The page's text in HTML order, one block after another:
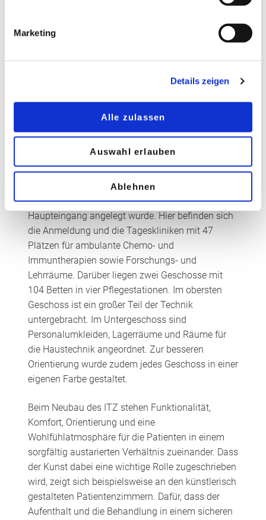
Marketing
Details zeigen
Alle zulassen
Auswahl erlauben
Ablehnen
Funktionsgebäude wahrgenommen werden.
Der als Rechteck mit zwei Innenhöfen konzipierte
Nutzungsfläche. Im Erdgeschoss
für Ärztinnen und Ärzte. Durch die lockere
Anordnung ist es möglich, dass in das gesamte
Erdgeschoss allseitig Tageslicht einfällt. Eine
Freitreppe führt in das Hauptgeschoss, wo –
bedingt durch die leichte Hanglage – der
Haupteingang angelegt wurde. Hier befinden sich
die Anmeldung und die Tageskliniken mit 47
Plätzen für ambulante Chemo- und
Immuntherapien sowie Forschungs- und
Lehrräume. Darüber liegen zwei Geschosse mit
104 Betten in vier Pflegestationen. Im obersten
Geschoss ist ein großer Teil der Technik
untergebracht. Im Untergeschoss sind
Personalumkleiden, Lagerräume und Räume für
die Haustechnik angeordnet. Zur besseren
Orientierung wurde zudem jedes Geschoss in einer
eigenen Farbe gestaltet.
Beim Neubau des ITZ stehen Funktionalität,
Komfort, Orientierung und eine
Wohlfühlatmosphäre für die Patienten in einem
sorgfältig austarierten Verhältnis zueinander. Dass
der Kunst dabei eine wichtige Rolle zugeschrieben
wird, zeigt sich beispielsweise an den künstlerisch
gestalteten Patientenzimmern. Dafür, dass der
Aufenthalt und die Behandlung in einem sicheren